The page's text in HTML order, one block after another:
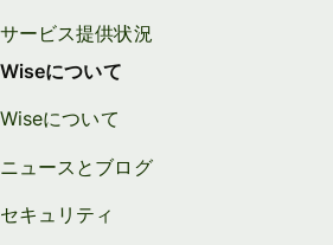
サービス提供状況
Wiseについて
Wiseについて
ニュースとブログ
セキュリティ